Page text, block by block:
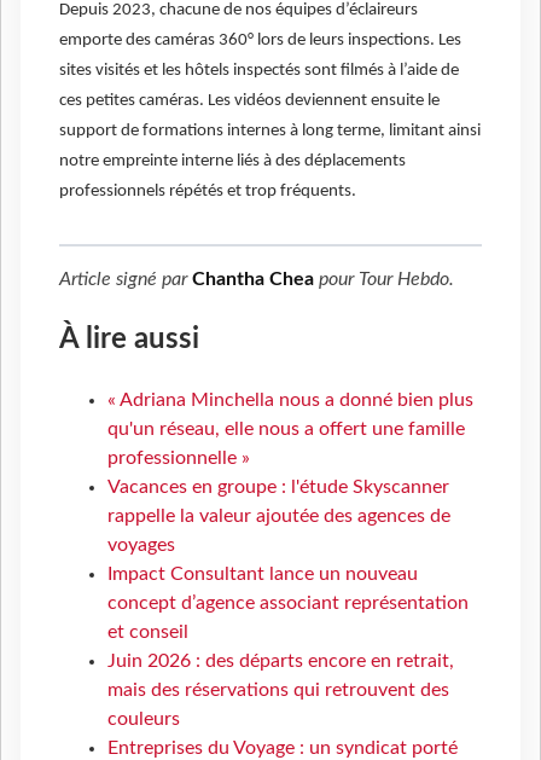
Depuis 2023, chacune de nos équipes d’éclaireurs
emporte des caméras 360° lors de leurs inspections. Les
sites visités et les hôtels inspectés sont filmés à l’aide de
ces petites caméras. Les vidéos deviennent ensuite le
support de formations internes à long terme, limitant ainsi
notre empreinte interne liés à des déplacements
professionnels répétés et trop fréquents.
Article signé parChantha Chea pour Tour Hebdo.
À lire aussi
« Adriana Minchella nous a donné bien plus
qu'un réseau, elle nous a offert une famille
professionnelle »
Vacances en groupe : l'étude Skyscanner
rappelle la valeur ajoutée des agences de
voyages
Impact Consultant lance un nouveau
concept d’agence associant représentation
et conseil
Juin 2026 : des départs encore en retrait,
mais des réservations qui retrouvent des
couleurs
Entreprises du Voyage : un syndicat porté